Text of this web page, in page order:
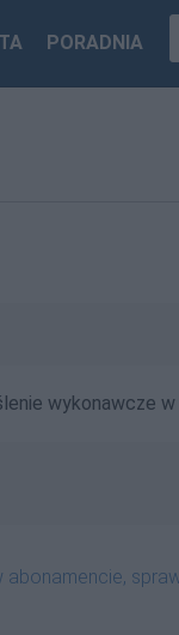
PORADNIA
wykonawcze w
abonamencie,